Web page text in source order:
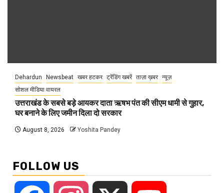
Dehardun Newsbeat खबर हटकर ट्रेंडिंग खबरें ताज़ा ख़बर न्यूज़
सोशल मीडिया वायरल
उत्तराखंड के सबसे बड़े आयकर दाता ऋषभ पंत की सीएम धामी से गुहार,
घर बनाने के लिए जमीन दिला दो सरकार
August 8, 2026 Yoshita Pandey
FOLLOW US